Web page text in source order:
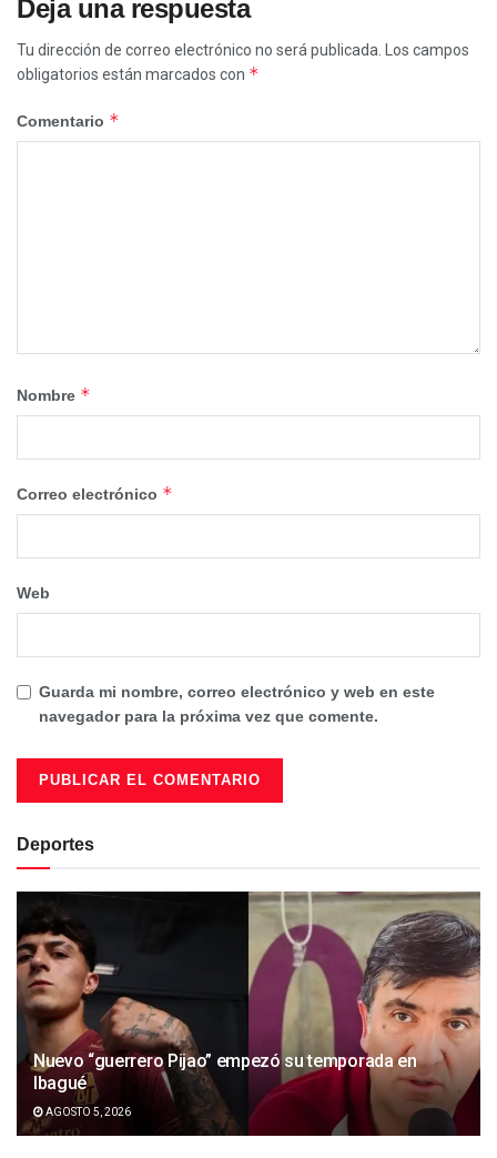
Deja una respuesta
Tu dirección de correo electrónico no será publicada.
Los campos
obligatorios están marcados con *
Comentario *
Nombre *
Correo electrónico *
Web
Guarda mi nombre, correo electrónico y web en este
navegador para la próxima vez que comente.
Deportes
Nuevo “guerrero Pijao” empezó su temporada en
Ibagué
AGOSTO 5, 2026